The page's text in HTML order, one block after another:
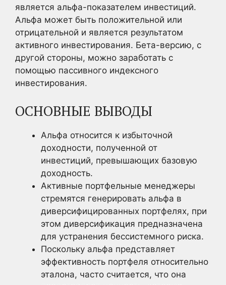
является альфа-показателем инвестиций.
Альфа может быть положительной или
отрицательной и является результатом
активного инвестирования. Бета-версию, с
другой стороны, можно заработать с
помощью пассивного индексного
инвестирования.
ОСНОВНЫЕ ВЫВОДЫ
Альфа относится к избыточной
доходности, полученной от
инвестиций, превышающих базовую
доходность.
Активные портфельные менеджеры
стремятся генерировать альфа в
диверсифицированных портфелях, при
этом диверсификация предназначена
для устранения бессистемного риска.
Поскольку альфа представляет
эффективность портфеля относительно
эталона, часто считается, что она